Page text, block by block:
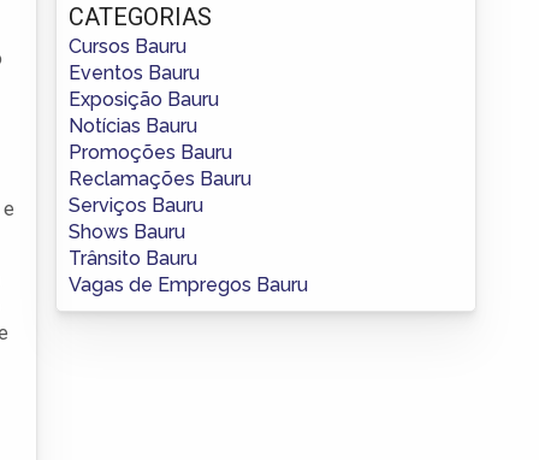
CATEGORIAS
Cursos Bauru
Eventos Bauru
Exposição Bauru
Notícias Bauru
Promoções Bauru
Reclamações Bauru
Serviços Bauru
Shows Bauru
Trânsito Bauru
Vagas de Empregos Bauru